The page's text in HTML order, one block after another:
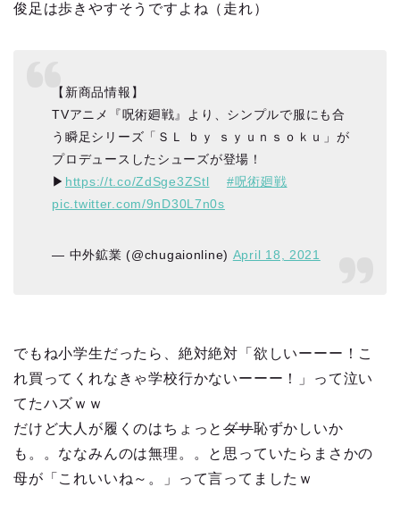
俊足は歩きやすそうですよね（走れ）
【新商品情報】
TVアニメ『呪術廻戦』より、シンプルで服にも合
う瞬足シリーズ「ＳＬ ｂｙ ｓｙｕｎｓｏｋｕ」が
プロデュースしたシューズが登場！
▶︎ https://t.co/ZdSge3ZStl
#呪術廻戦
pic.twitter.com/9nD30L7n0s
— 中外鉱業 (@chugaionline) April 18, 2021
でもね小学生だったら、絶対絶対「欲しいーーー！こ
れ買ってくれなきゃ学校行かないーーー！」って泣い
てたハズｗｗ
だけど大人が履くのはちょっとダサ恥ずかしいか
も。。ななみんのは無理。。と思っていたらまさかの
母が「これいいね～。」って言ってましたｗ